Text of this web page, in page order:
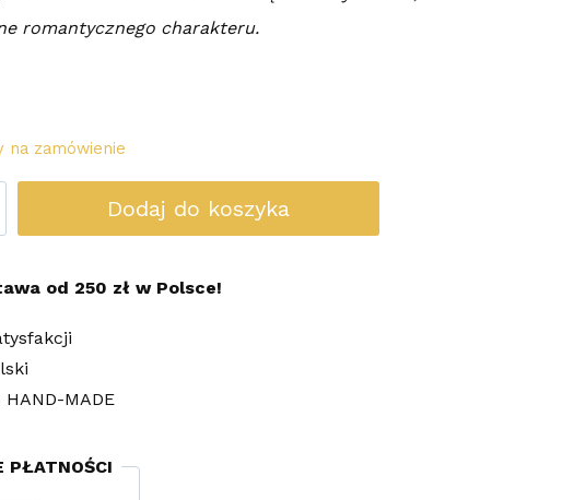
romantycznego charakteru.
na zamówienie
Dodaj do koszyka
od 250 zł w Polsce!
HAND-MADE
PŁATNOŚCI